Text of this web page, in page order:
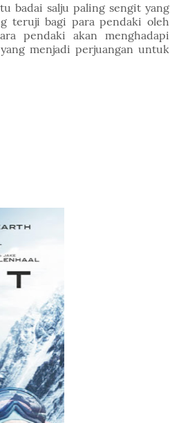
badai salju paling sengit yang
teruji bagi para pendaki oleh
pendaki akan menghadapi
menjadi perjuangan untuk